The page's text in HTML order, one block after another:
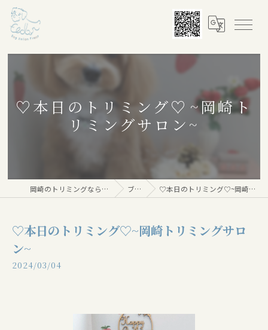
♡本日のトリミング♡⁠~岡崎ト
リミングサロン~
岡崎のトリミングならDog salon Floor ブログ ♡本日のトリミング♡⁠~岡崎トリミングサロン~
♡本日のトリミング♡⁠~岡崎トリミングサロ
ン~
2024/03/04